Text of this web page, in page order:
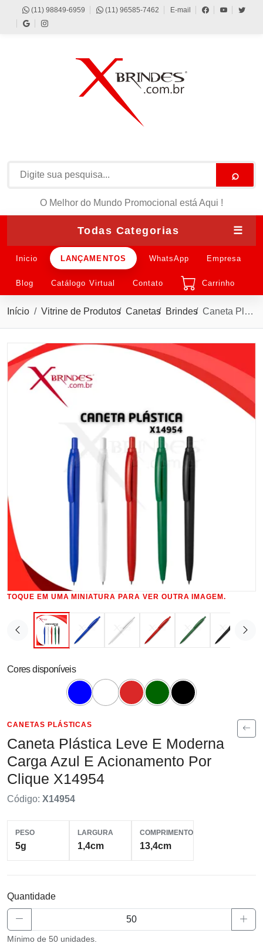
(11) 98849-6959 (11) 96585-7462 E-mail
⌕
O Melhor do Mundo Promocional está Aqui !
Todas Categorias ☰
Inicio LANÇAMENTOS WhatsApp Empresa
Blog Catálogo Virtual Contato Carrinho
Início Vitrine de Produtos Canetas Brindes Caneta Plástica Leve e Moderna Carga Azul e acionamento Por Clique X14954
TOQUE EM UMA MINIATURA PARA VER OUTRA IMAGEM.
Cores disponíveis
CANETAS PLÁSTICAS
Caneta Plástica Leve E Moderna
Carga Azul E Acionamento Por
Clique X14954
Código: X14954
PESO
5g
LARGURA
1,4cm
COMPRIMENTO
13,4cm
Quantidade
Mínimo de 50 unidades.